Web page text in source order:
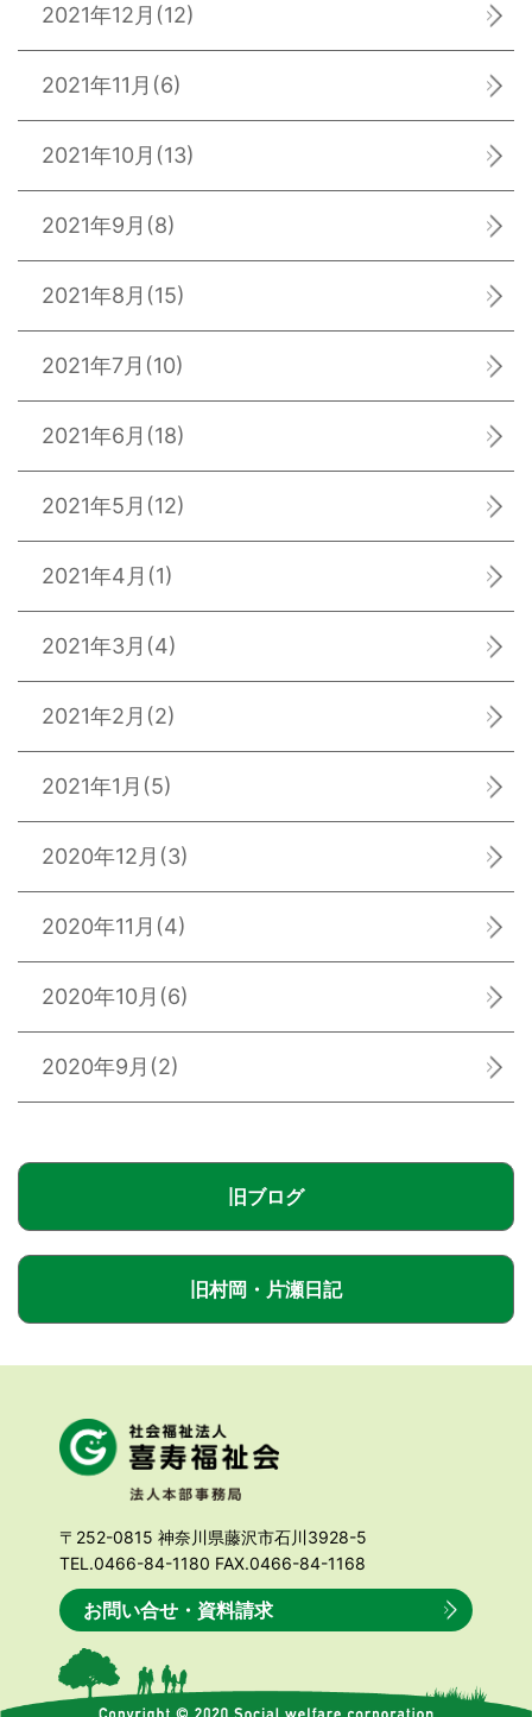
2021年12月 (12)
2021年11月 (6)
2021年10月 (13)
2021年9月 (8)
2021年8月 (15)
2021年7月 (10)
2021年6月 (18)
2021年5月 (12)
2021年4月 (1)
2021年3月 (4)
2021年2月 (2)
2021年1月 (5)
2020年12月 (3)
2020年11月 (4)
2020年10月 (6)
2020年9月 (2)
旧ブログ
旧村岡・片瀬日記
〒252-0815 神奈川県藤沢市石川3928-5
TEL.0466-84-1180 FAX.0466-84-1168
お問い合せ・資料請求